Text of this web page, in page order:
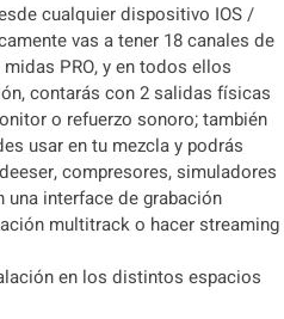
cualquier dispositivo IOS /
vas a tener 18 canales de
PRO, y en todos ellos
contarás con 2 salidas físicas
o refuerzo sonoro; también
usar en tu mezcla y podrás
compresores, simuladores
interface de grabación
multitrack o hacer streaming
en los distintos espacios